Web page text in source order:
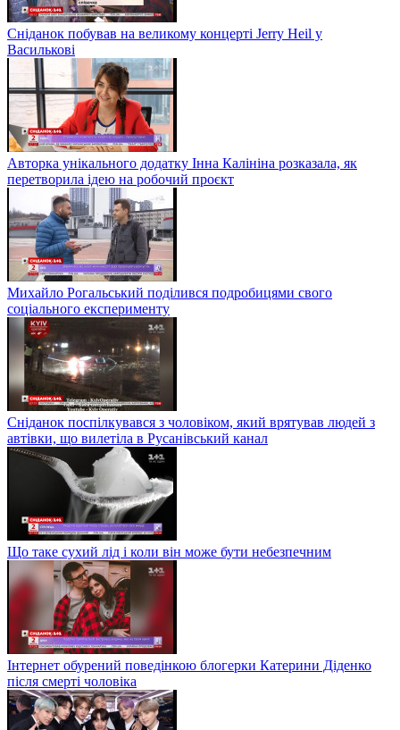
Сніданок побував на великому концерті Jerry Heil у
Василькові
Авторка унікального додатку Інна Калініна розказала, як
перетворила ідею на робочий проєкт
Михайло Рогальський поділився подробицями свого
соціального експерименту
Сніданок поспілкувався з чоловіком, який врятував людей з
автівки, що вилетіла в Русанівський канал
Що таке сухий лід і коли він може бути небезпечним
Інтернет обурений поведінкою блогерки Катерини Діденко
після смерті чоловіка